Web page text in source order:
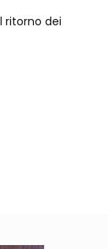
ritorno dei